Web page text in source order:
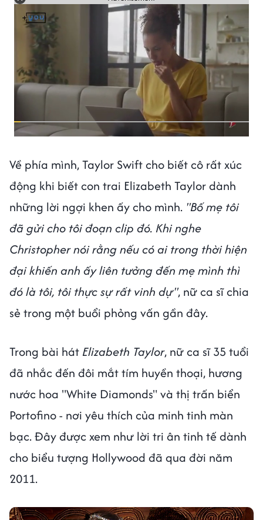
Về phía mình, Taylor Swift cho biết cô rất xúc
động khi biết con trai Elizabeth Taylor dành
những lời ngợi khen ấy cho mình. "Bố mẹ tôi
đã gửi cho tôi đoạn clip đó. Khi nghe
Christopher nói rằng nếu có ai trong thời hiện
đại khiến anh ấy liên tưởng đến mẹ mình thì
đó là tôi, tôi thực sự rất vinh dự", nữ ca sĩ chia
sẻ trong một buổi phỏng vấn gần đây.
Trong bài hát Elizabeth Taylor, nữ ca sĩ 35 tuổi
đã nhắc đến đôi mắt tím huyền thoại, hương
nước hoa "White Diamonds" và thị trấn biển
Portofino - nơi yêu thích của minh tinh màn
bạc. Đây được xem như lời tri ân tinh tế dành
cho biểu tượng Hollywood đã qua đời năm
2011.